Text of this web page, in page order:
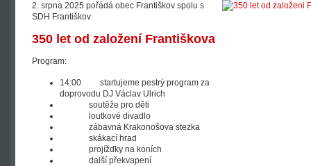
2. srpna 2025 pořádá obec Františkov spolu s
SDH Františkov
350 let od založení Františkova
Program:
14:00 startujeme pestrý program za
doprovodu DJ Václav Ulrich
soutěže pro děti
loutkové divadlo
zábavná Krakonošova stezka
skákací hrad
projížďky na koních
další překvapení